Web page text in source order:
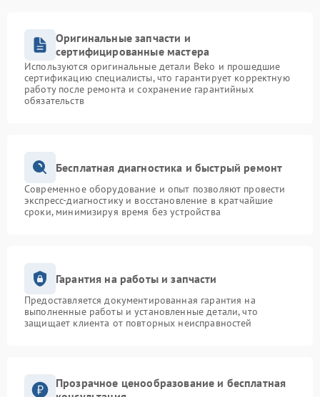
Оригинальные запчасти и
сертифицированные мастера
Используются оригинальные детали Beko и прошедшие
сертификацию специалисты, что гарантирует корректную
работу после ремонта и сохранение гарантийных
обязательств
Бесплатная диагностика и быстрый ремонт
Современное оборудование и опыт позволяют провести
экспресс-диагностику и восстановление в кратчайшие
сроки, минимизируя время без устройства
Гарантия на работы и запчасти
Предоставляется документированная гарантия на
выполненные работы и установленные детали, что
защищает клиента от повторных неисправностей
Прозрачное ценообразование и бесплатная